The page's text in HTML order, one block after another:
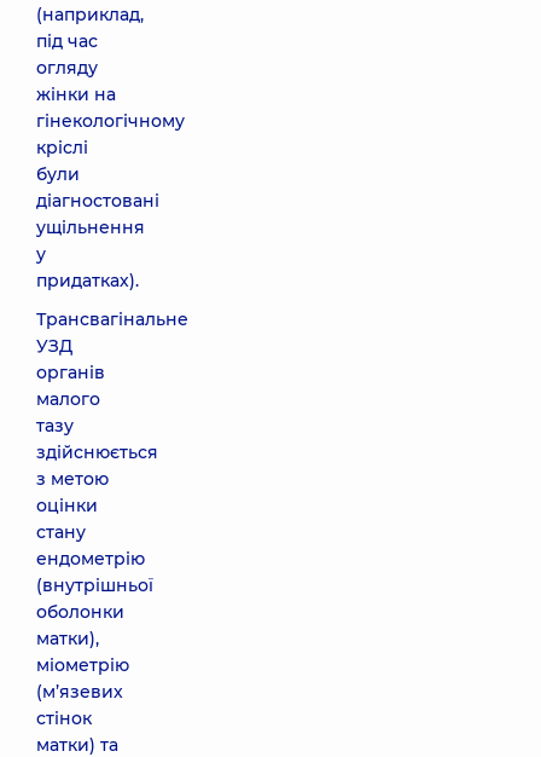
(наприклад,
під час
огляду
жінки на
гінекологічному
кріслі
були
діагностовані
ущільнення
у
придатках).
Трансвагінальне
УЗД
органів
малого
тазу
здійснюється
з метою
оцінки
стану
ендометрію
(внутрішньої
оболонки
матки),
міометрію
(м’язевих
стінок
матки) та